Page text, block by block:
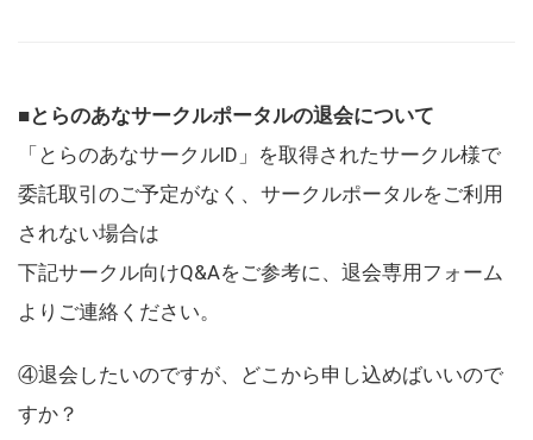
■とらのあなサークルポータルの退会について
「とらのあなサークルID」を取得されたサークル様で
委託取引のご予定がなく、サークルポータルをご利用
されない場合は
下記サークル向けQ&Aをご参考に、退会専用フォーム
よりご連絡ください。
④退会したいのですが、どこから申し込めばいいので
すか？